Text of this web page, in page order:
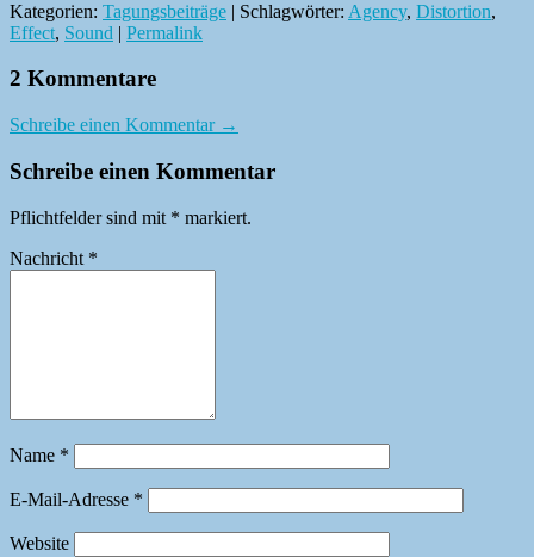
Kategorien: Tagungsbeiträge | Schlagwörter: Agency, Distortion,
Effect, Sound | Permalink
2 Kommentare
Schreibe einen Kommentar →
Schreibe einen Kommentar
Pflichtfelder sind mit * markiert.
Nachricht *
Name *
E-Mail-Adresse *
Website